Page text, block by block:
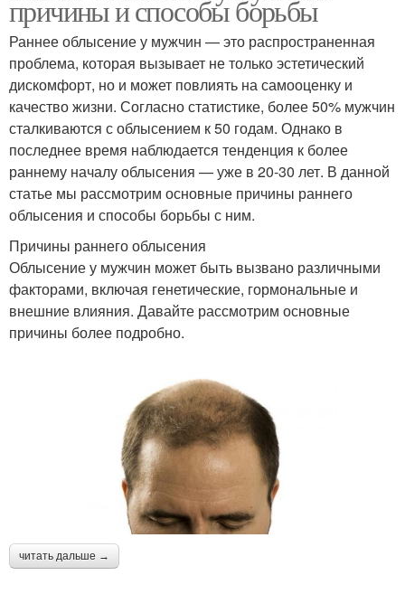
причины и способы борьбы
Раннее облысение у мужчин — это распространенная
проблема, которая вызывает не только эстетический
дискомфорт, но и может повлиять на самооценку и
качество жизни. Согласно статистике, более 50% мужчин
сталкиваются с облысением к 50 годам. Однако в
последнее время наблюдается тенденция к более
раннему началу облысения — уже в 20-30 лет. В данной
статье мы рассмотрим основные причины раннего
облысения и способы борьбы с ним.
Причины раннего облысения
Облысение у мужчин может быть вызвано различными
факторами, включая генетические, гормональные и
внешние влияния. Давайте рассмотрим основные
причины более подробно.
читать дальше →